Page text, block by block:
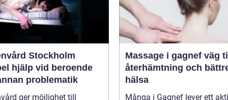
Stockholm
hjälp vid beroende
problematik
ger möjlighet till
Massage i gagnef väg till
återhämtning och
hälsa
Många i Gagnef lever ett